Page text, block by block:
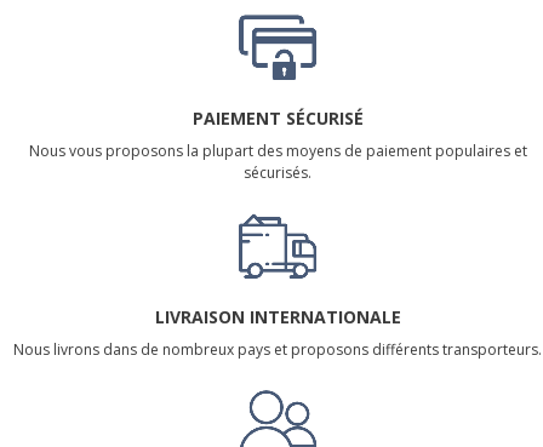
PAIEMENT SÉCURISÉ
Nous vous proposons la plupart des moyens de paiement populaires et
sécurisés.
LIVRAISON INTERNATIONALE
Nous livrons dans de nombreux pays et proposons différents transporteurs.